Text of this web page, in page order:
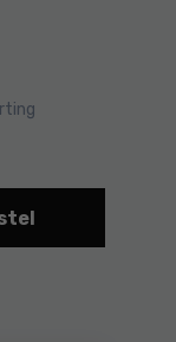
voor hout